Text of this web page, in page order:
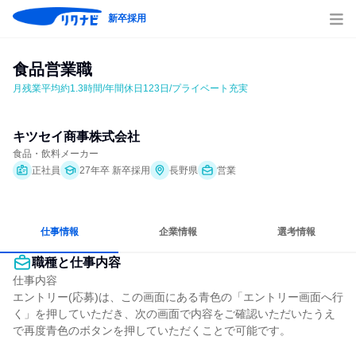
新卒採用
食品営業職
月残業平均約1.3時間/年間休日123日/プライベート充実
キツセイ商事株式会社
食品・飲料メーカー
正社員
27年卒 新卒採用 長野県 営業
仕事情報 企業情報 選考情報
職種と仕事内容
仕事内容
エントリー(応募)は、この画面にある青色の「エントリー画面へ行
く」を押していただき、次の画面で内容をご確認いただいたうえ
で再度青色のボタンを押していただくことで可能です。